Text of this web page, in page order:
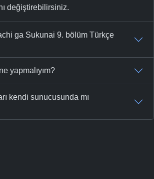
değiştirebilirsiniz.
ga Sukunai 9. bölüm Türkçe
yapmalıyım?
kendi sunucusunda mı